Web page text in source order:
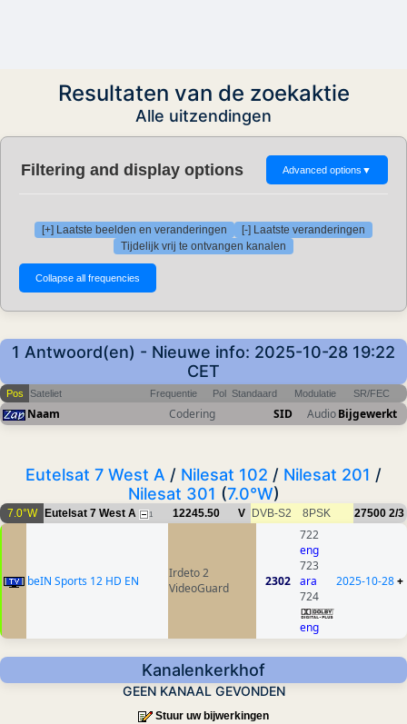
Resultaten van de zoekaktie
Alle uitzendingen
Filtering and display options Advanced options ▼
[+] Laatste beelden en veranderingen
[-] Laatste veranderingen
Tijdelijk vrij te ontvangen kanalen
1 Antwoord(en) - Nieuwe info: 2025-10-28 19:22
CET
Pos Sateliet Frequentie Pol Standaard Modulatie SR/FEC
Naam Codering SID AudioBijgewerkt
Eutelsat 7 West A / Nilesat 102 / Nilesat 201 /
Nilesat 301 (7.0°W)
7.0°W Eutelsat 7 West A 1 12245.50 V DVB-S2 8PSK 27500 2/3
beIN Sports 12 HD EN
Irdeto 2
VideoGuard
2302
722
eng
723
ara
724
eng
2025-10-28+
Kanalenkerkhof
GEEN KANAAL GEVONDEN
Stuur uw bijwerkingen